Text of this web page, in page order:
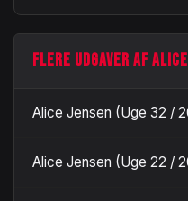
FLERE UDGAVER AF
Alice Jensen (Uge 32 /
Alice Jensen (Uge 22 /